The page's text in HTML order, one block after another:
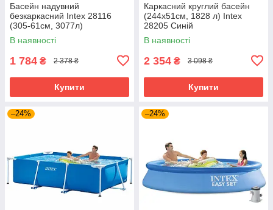
Басейн надувний
безкаркасний Intex 28116
(305-61см, 3077л)
В наявності
1 784 ₴ 2 378 ₴
Купити
Каркасний круглий басейн
(244х51см, 1828 л) Intex
28205 Синій
В наявності
2 354 ₴ 3 098 ₴
Купити
–24% –24%